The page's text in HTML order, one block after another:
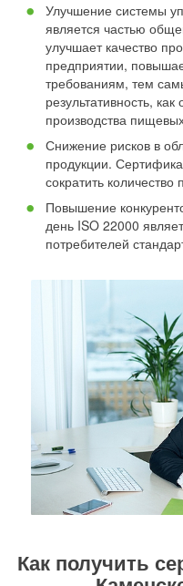
Улучшение системы
является частью
улучшает качество
предприятии,
требованиям, тем
результативность,
производства
Снижение рисков в
продукции.
сократить
Повышение
день ISO 22000
потребителей
Как получить